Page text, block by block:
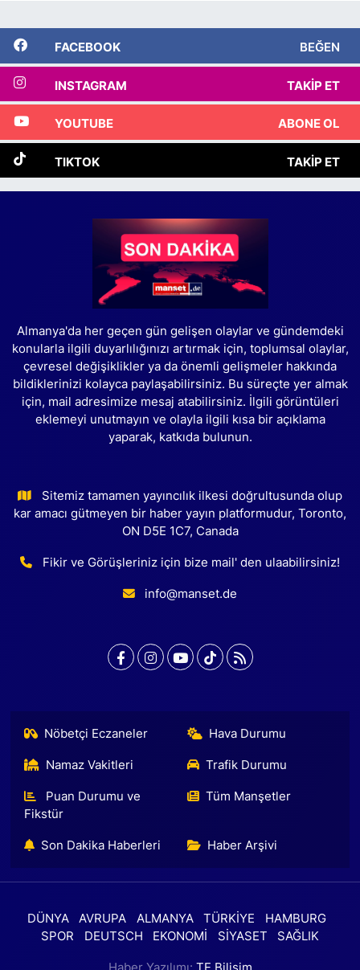
FACEBOOK BEĞEN
INSTAGRAM TAKIP ET
YOUTUBE ABONE OL
TIKTOK TAKIP ET
Almanya'da her geçen gün gelişen olaylar ve gündemdeki
konularla ilgili duyarlılığınızı artırmak için, toplumsal olaylar,
çevresel değişiklikler ya da önemli gelişmeler hakkında
bildiklerinizi kolayca paylaşabilirsiniz. Bu süreçte yer almak
için, mail adresimize mesaj atabilirsiniz. İlgili görüntüleri
eklemeyi unutmayın ve olayla ilgili kısa bir açıklama
yaparak, katkıda bulunun.
Sitemiz tamamen yayıncılık ilkesi doğrultusunda olup
kar amacı gütmeyen bir haber yayın platformudur, Toronto,
ON D5E 1C7, Canada
Fikir ve Görüşleriniz için bize mail' den ulaabilirsiniz!
info@manset.de
Nöbetçi Eczaneler Hava Durumu
Namaz Vakitleri Trafik Durumu
Puan Durumu ve
Fikstür
Tüm Manşetler
Son Dakika Haberleri Haber Arşivi
DÜNYA AVRUPA ALMANYA TÜRKİYE
HAMBURG
SPOR
DEUTSCH EKONOMİ SİYASET SAĞLIK